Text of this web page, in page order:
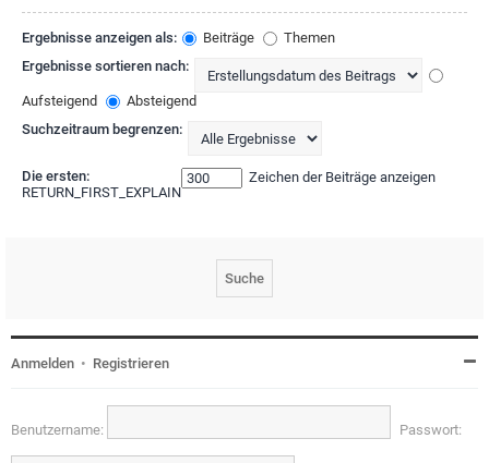
Ergebnisse anzeigen als: Beiträge
Themen
Ergebnisse sortieren nach:
Aufsteigend
Absteigend
Suchzeitraum begrenzen:
Die ersten:
RETURN_FIRST_EXPLAIN
Zeichen der Beiträge anzeigen
Anmelden • Registrieren
Benutzername: Passwort: